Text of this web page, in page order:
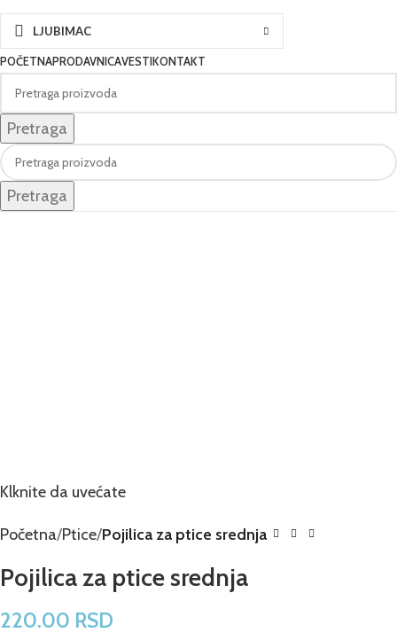
LJUBIMAC
POČETNAPRODAVNICAVESTIKONTAKT
Pretraga
Pretraga
Klknite da uvećate
Početna Ptice Pojilica za ptice srednja
Pojilica za ptice srednja
220.00 RSD